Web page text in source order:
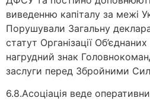
виведенню капіталу за межі
Порушували Загальну
статут Організації
нагрудний знак
заслуги перед Збройними
6.8.Асоціація веде